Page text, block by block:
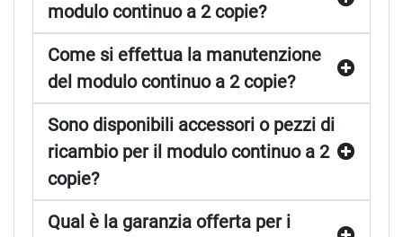
modulo continuo a 2 copie?
Come si effettua la manutenzione
del modulo continuo a 2 copie?
Sono disponibili accessori o pezzi di
ricambio per il modulo continuo a 2
copie?
Qual è la garanzia offerta per i